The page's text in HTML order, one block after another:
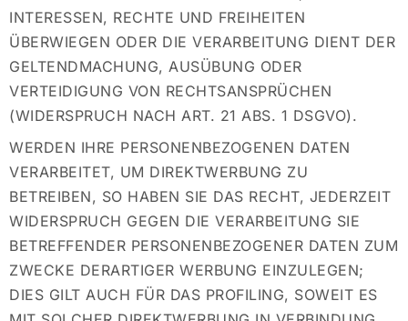
INTERESSEN, RECHTE UND FREIHEITEN
ÜBERWIEGEN ODER DIE VERARBEITUNG DIENT DER
GELTENDMACHUNG, AUSÜBUNG ODER
VERTEIDIGUNG VON RECHTSANSPRÜCHEN
(WIDERSPRUCH NACH ART. 21 ABS. 1 DSGVO).
WERDEN IHRE PERSONENBEZOGENEN DATEN
VERARBEITET, UM DIREKTWERBUNG ZU
BETREIBEN, SO HABEN SIE DAS RECHT, JEDERZEIT
WIDERSPRUCH GEGEN DIE VERARBEITUNG SIE
BETREFFENDER PERSONENBEZOGENER DATEN ZUM
ZWECKE DERARTIGER WERBUNG EINZULEGEN;
DIES GILT AUCH FÜR DAS PROFILING, SOWEIT ES